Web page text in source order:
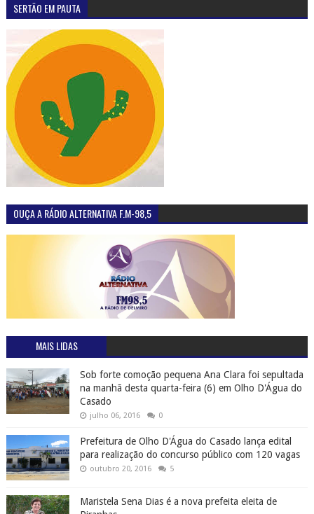
SERTÃO EM PAUTA
OUÇA A RÁDIO ALTERNATIVA F.M-98,5
MAIS LIDAS
Sob forte comoção pequena Ana Clara foi sepultada
na manhã desta quarta-feira (6) em Olho D'Água do
Casado
julho 06, 2016 0
Prefeitura de Olho D'Água do Casado lança edital
para realização do concurso público com 120 vagas
outubro 20, 2016 5
Maristela Sena Dias é a nova prefeita eleita de